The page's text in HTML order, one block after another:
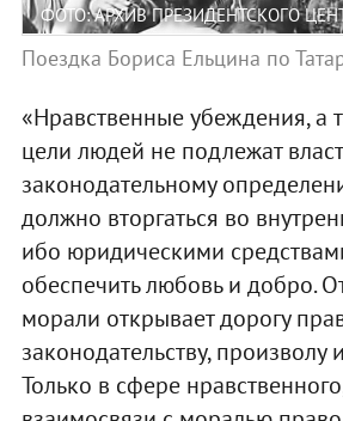
ФОТО: АРХИВ ПРЕЗИДЕНТСКОГО
Поездка Бориса Ельцина по
«Нравственные убеждения, а
цели людей не подлежат
законодательному
должно вторгаться во
ибо юридическими
обеспечить любовь и добро.
морали открывает дорогу
законодательству, произволу
Только в сфере